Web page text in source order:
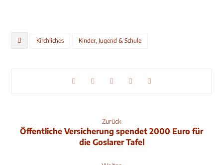
Kirchliches Kinder, Jugend & Schule
Zurück
Öffentliche Versicherung spendet 2000 Euro für
die Goslarer Tafel